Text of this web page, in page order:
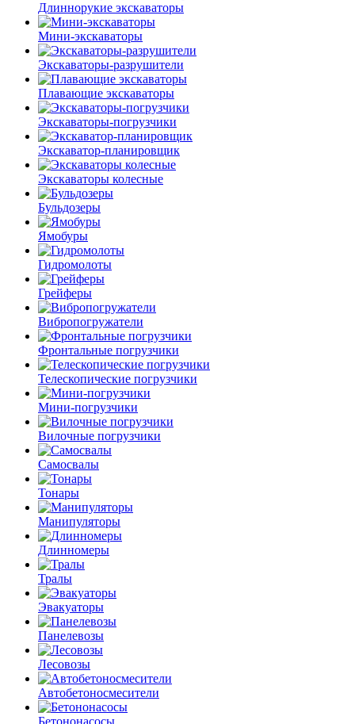
Длиннорукие экскаваторы
Мини-экскаваторы
Экскаваторы-разрушители
Плавающие экскаваторы
Экскаваторы-погрузчики
Экскаватор-планировщик
Экскаваторы колесные
Бульдозеры
Ямобуры
Гидромолоты
Грейферы
Вибро­погружатели
Фронтальные погрузчики
Телескопические погрузчики
Мини-погрузчики
Вилочные погрузчики
Самосвалы
Тонары
Манипуляторы
Длинномеры
Тралы
Эвакуаторы
Панелевозы
Лесовозы
Автобетоно­смесители
Бетононасосы